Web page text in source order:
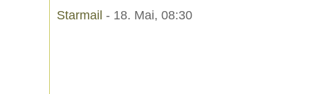
Starmail - 18. Mai, 08:30